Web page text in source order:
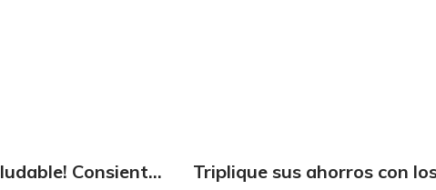
¡Dulce y Saludable! Consienta a su familia con postres deliciosos y sin culpas